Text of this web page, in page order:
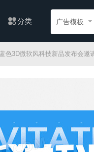
分类 广告模板
色3D微软风科技新品发布会邀